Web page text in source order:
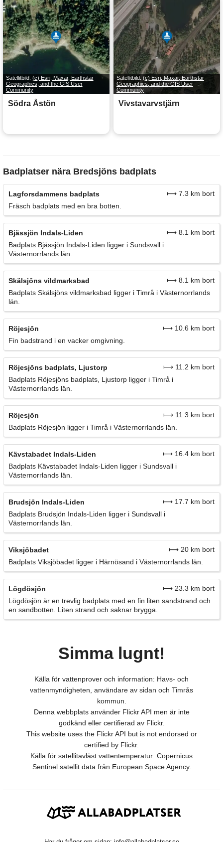
Satellitbild: (c) Esri, Maxar, Earthstar
Geographics, and the GIS User
Community
Södra Åstön
Satellitbild: (c) Esri, Maxar, Earthstar
Geographics, and the GIS User
Community
Vivstavarvstjärn
Badplatser nära Bredsjöns badplats
Lagforsdammens badplats
⟼ 7.3 km bort
Fräsch badplats med en bra botten.
Bjässjön Indals-Liden
⟼ 8.1 km bort
Badplats Bjässjön Indals-Liden ligger i Sundsvall i
Västernorrlands län.
Skälsjöns vildmarksbad
⟼ 8.1 km bort
Badplats Skälsjöns vildmarksbad ligger i Timrå i Västernorrlands
län.
Röjesjön
⟼ 10.6 km bort
Fin badstrand i en vacker omgivning.
Röjesjöns badplats, Ljustorp
⟼ 11.2 km bort
Badplats Röjesjöns badplats, Ljustorp ligger i Timrå i
Västernorrlands län.
Röjesjön
⟼ 11.3 km bort
Badplats Röjesjön ligger i Timrå i Västernorrlands län.
Kävstabadet Indals-Liden
⟼ 16.4 km bort
Badplats Kävstabadet Indals-Liden ligger i Sundsvall i
Västernorrlands län.
Brudsjön Indals-Liden
⟼ 17.7 km bort
Badplats Brudsjön Indals-Liden ligger i Sundsvall i
Västernorrlands län.
Viksjöbadet
⟼ 20 km bort
Badplats Viksjöbadet ligger i Härnösand i Västernorrlands län.
Lögdösjön
⟼ 23.3 km bort
Lögdösjön är en trevlig badplats med en fin liten sandstrand och
en sandbotten. Liten strand och saknar brygga.
Simma lugnt!
Källa för vattenprover och information: Havs- och
vattenmyndigheten, användare av sidan och Timrås
kommun.
Denna webbplats använder Flickr API men är inte
godkänd eller certifierad av Flickr.
This website uses the Flickr API but is not endorsed or
certified by Flickr.
Källa för satellitavläst vattentemperatur: Copernicus
Sentinel satellit data från European Space Agency.